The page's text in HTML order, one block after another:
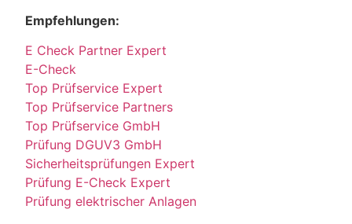
Empfehlungen:
E Check Partner Expert
E-Check
Top Prüfservice Expert
Top Prüfservice Partners
Top Prüfservice GmbH
Prüfung DGUV3 GmbH
Sicherheitsprüfungen Expert
Prüfung E-Check Expert
Prüfung elektrischer Anlagen